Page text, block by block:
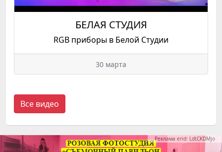
БЕЛАЯ СТУДИЯ
RGB приборы в Белой Студии
30 марта
Все видео
Реклама erid: LdtCKDMjo